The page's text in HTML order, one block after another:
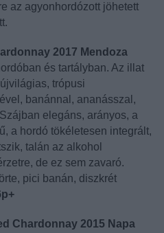
az agyonhordózott jöhetett
2017 Mendoza
és tartályban. Az illat
trópusi
banánnal, ananásszal,
elegáns, arányos, a
a hordó tökéletesen integrált,
talán az alkohol
de ez sem zavaró.
pici banán, diszkrét
Chardonnay 2015 Napa